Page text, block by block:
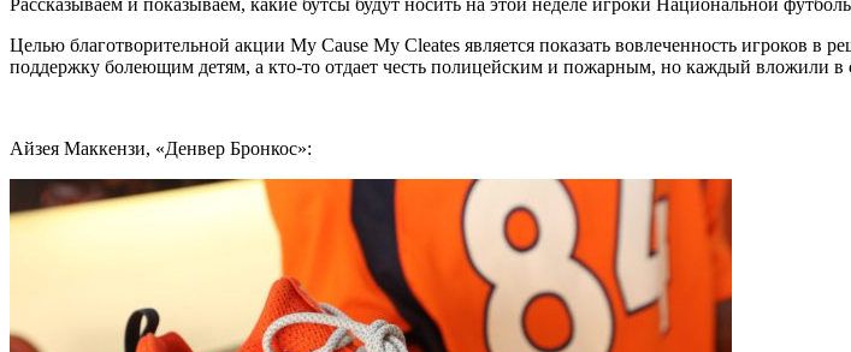
Рассказываем и показываем, какие бутсы будут носить на этой неделе игроки Национальной
Целью благотворительной акции My Cause My Cleates является показать вовлеченность игроков в
поддержку болеющим детям, а кто-то отдает честь полицейским и пожарным, но каждый вложили в
Айзея Маккензи, «Денвер Бронкос»: